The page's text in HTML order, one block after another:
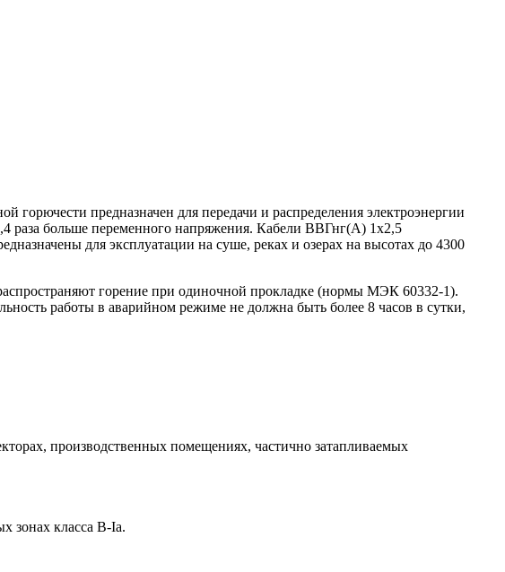
предназначен для передачи и распределения электроэнергии
раза больше переменного напряжения. Кабели ВВГнг(А) 1х2,5
для эксплуатации на суше, реках и озерах на высотах до 4300
горение при одиночной прокладке (нормы МЭК 60332-1).
работы в аварийном режиме не должна быть более 8 часов в сутки,
производственных помещениях, частично затапливаемых
зонах класса В-Iа.